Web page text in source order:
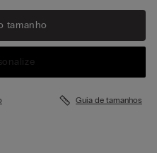
tamanho
Guia de tamanhos